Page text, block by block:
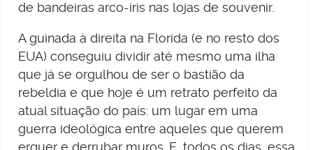
de bandeiras arco-íris nas lojas de souvenir.
A guinada à direita na Florida (e no resto dos
EUA) conseguiu dividir até mesmo uma ilha
que já se orgulhou de ser o bastião da
rebeldia e que hoje é um retrato perfeito da
atual situação do país: um lugar em uma
guerra ideológica entre aqueles que querem
erguer e derrubar muros. E, todos os dias, essa